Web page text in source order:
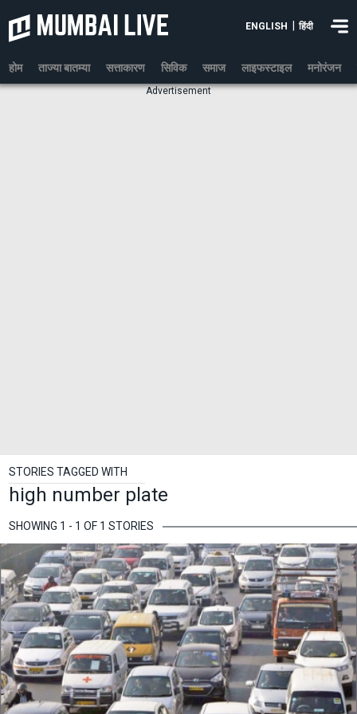
ENGLISH हिंदी
होम ताज्या बातम्या सत्ताकारण सिविक समाज लाइफस्टाइल मनोरंजन
Advertisement
STORIES TAGGED WITH
high number plate
SHOWING 1 - 1 OF 1 STORIES